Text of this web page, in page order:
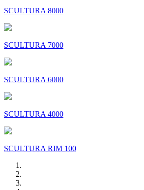
SCULTURA 8000
SCULTURA 7000
SCULTURA 6000
SCULTURA 4000
SCULTURA RIM 100